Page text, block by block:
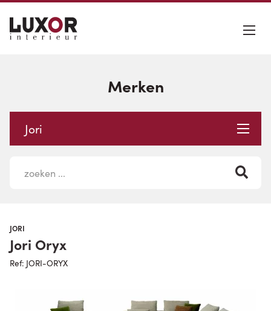
Merken
Jori
JORI
Jori Oryx
Ref: JORI-ORYX